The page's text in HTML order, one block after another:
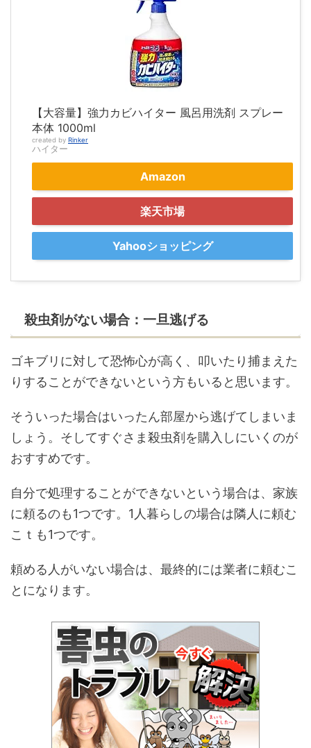
【大容量】強力カビハイター 風呂用洗剤 スプレー
本体 1000ml
created by Rinker
ハイター
Amazon
楽天市場
Yahooショッピング
殺虫剤がない場合：一旦逃げる
ゴキブリに対して恐怖心が高く、叩いたり捕まえた
りすることができないという方もいると思います。
そういった場合はいったん部屋から逃げてしまいま
しょう。そしてすぐさま殺虫剤を購入しにいくのが
おすすめです。
自分で処理することができないという場合は、家族
に頼るのも1つです。1人暮らしの場合は隣人に頼む
こｔも1つです。
頼める人がいない場合は、最終的には業者に頼むこ
とになります。